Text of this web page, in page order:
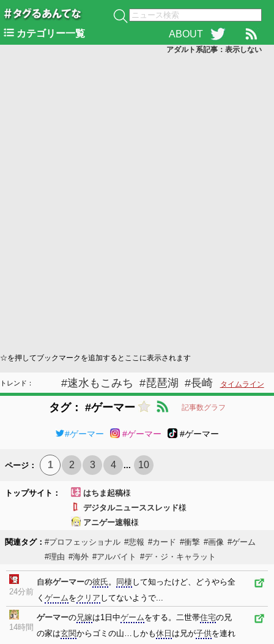
カテゴリー一覧 ABOUT
アダルト系記事：表示しない
☆を押してブックマークを追加するとここに表示されます
#速水もこみち #琵琶湖 #長崎 タイムライン
トレンド：
タグ： #ゲーマー 記事数グラフ
#ゲーマー #ゲーマー #ゲーマー
ページ： 1 2 3 4 ... 10
トップサイト： はちま起稿様
デジタルニューススレッド様
アニゲー速報様
関連タグ： #プロフェッショナル #悲報 #カード #衝撃 #画像 #ゲーム
#理由 #海外 #アルバイト #デ・ジ・キャラット
24分前
自称ゲーマーの彼氏。 同棲して知ったけど、どうやら全
く ゲームをクリア してないようで...
14時間
ゲーマーの兄嫁は1日中ゲームをする。二世帯住宅の兄
の家は玄関からゴミの山…しかも休日 は兄が子供を連れ